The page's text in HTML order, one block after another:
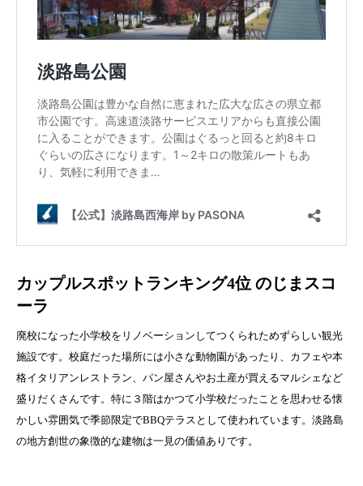
カップルスポットランキング4位 のじまスコ
ーラ
廃校になった小学校をリノベーションしてつくられためずらしい観光
施設です。校庭だった場所には小さな動物園があったり、カフェや本
格イタリアンレストラン、パン屋さんやお土産が買えるマルシェなど
盛りだくさんです。特に３階はかつて小学校だったことを思わせる懐
かしい雰囲気で季節限定でBBQテラスとして使われています。淡路島
の地方創世の象徴的な建物は一見の価値ありです。